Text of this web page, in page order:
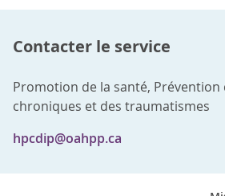
Contacter le service
Promotion de la santé, Prévention
chroniques et des traumatismes
hpcdip@oahpp.ca